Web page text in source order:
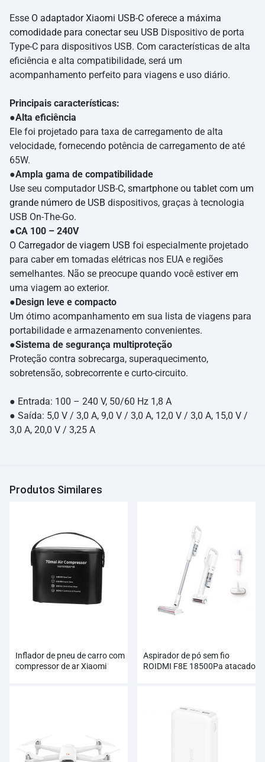
Esse O adaptador Xiaomi USB-C oferece a máxima
comodidade para conectar seu USB Dispositivo de porta
Type-C para dispositivos USB. Com características de alta
eficiência e alta compatibilidade, será um
acompanhamento perfeito para viagens e uso diário.
Principais características:
●Alta eficiência
Ele foi projetado para taxa de carregamento de alta
velocidade, fornecendo potência de carregamento de até
65W.
●Ampla gama de compatibilidade
Use seu computador USB-C, smartphone ou tablet com um
grande número de USB dispositivos, graças à tecnologia
USB On-The-Go.
●CA 100 – 240V
O Carregador de viagem USB foi especialmente projetado
para caber em tomadas elétricas nos EUA e regiões
semelhantes. Não se preocupe quando você estiver em
uma viagem ao exterior.
●Design leve e compacto
Um ótimo acompanhamento em sua lista de viagens para
portabilidade e armazenamento convenientes.
●Sistema de segurança multiproteção
Proteção contra sobrecarga, superaquecimento,
sobretensão, sobrecorrente e curto-circuito.
● Entrada: 100 – 240 V, 50/60 Hz 1,8 A
● Saída: 5,0 V / 3,0 A, 9,0 V / 3,0 A, 12,0 V / 3,0 A, 15,0 V /
3,0 A, 20,0 V / 3,25 A
Produtos Similares
Inflador de pneu de carro com
compressor de ar Xiaomi
Aspirador de pó sem fio
ROIDMI F8E 18500Pa atacado